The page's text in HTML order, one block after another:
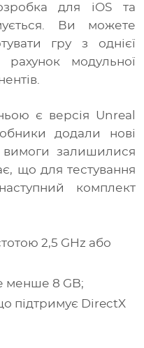
для iOS та
Ви можете
гру з однієї
модульної
є версія Unreal
додали нові
вимоги залишилися
що для тестування
комплект
2,5 GHz або
менше 8 GB;
підтримує DirectX